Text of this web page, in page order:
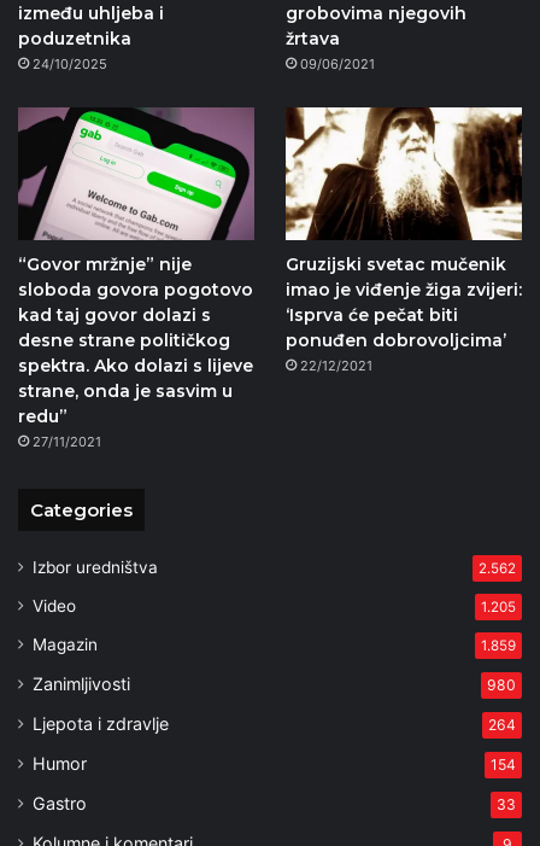
između uhljeba i
poduzetnika
24/10/2025
grobovima njegovih
žrtava
09/06/2021
“Govor mržnje” nije
sloboda govora pogotovo
kad taj govor dolazi s
desne strane političkog
spektra. Ako dolazi s lijeve
strane, onda je sasvim u
redu”
27/11/2021
Gruzijski svetac mučenik
imao je viđenje žiga zvijeri:
‘Isprva će pečat biti
ponuđen dobrovoljcima’
22/12/2021
Categories
Izbor uredništva 2.562
Video 1.205
Magazin 1.859
Zanimljivosti 980
Ljepota i zdravlje 264
Humor 154
Gastro 33